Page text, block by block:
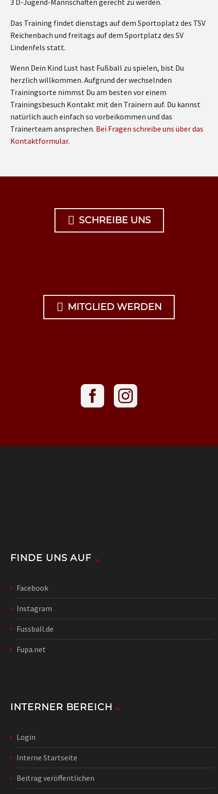
3 D-Jugend-Mannschaften gerecht zu werden.
Das Training findet dienstags auf dem Sportoplatz des TSV
Reichenbach und freitags auf dem Sportplatz des SV
Lindenfels statt.
Wenn Dein Kind Lust hast Fußball zu spielen, bist Du
herzlich willkommen. Aufgrund der wechselnden
Trainingsorte nimmst Du am besten vor einem
Trainingsbesuch Kontakt mit den Trainern auf. Du kannst
natürlich auch einfach so vorbeikommen und das
Trainerteam ansprechen. Bei Fragen schreibe uns über das
Kontaktformular.
 SCHREIBE UNS
 MITGLIED WERDEN
FINDE UNS AUF
Facebook
Instagram
Fussball.de
Fupa.net
INTERNER BEREICH
Login
Interne Startseite
Beitrag veröffentlichen